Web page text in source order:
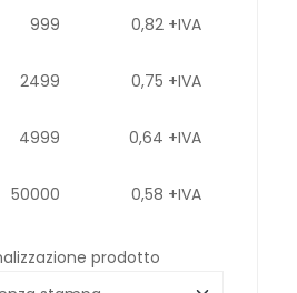
999 0,82 +IVA
2499 0,75 +IVA
4999 0,64 +IVA
50000 0,58 +IVA
prodotto